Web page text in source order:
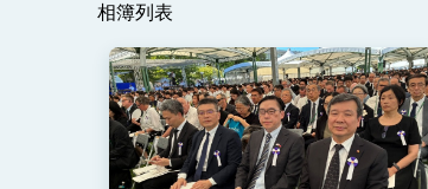
總統發表執政周年談話 盼
賴總統就職演說影片
總統重要談話
相簿列表